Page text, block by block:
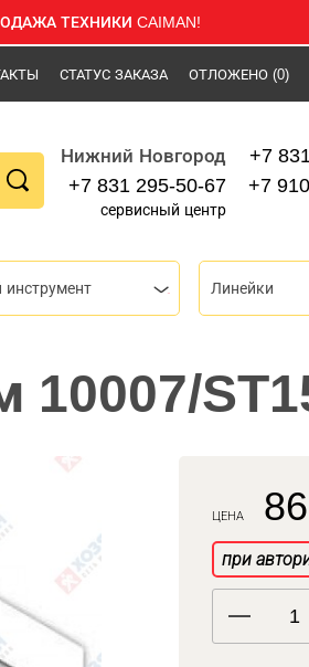
ТЕХНИКИ CAIMAN!
СТАТУС ЗАКАЗА ОТЛОЖЕНО (0)
Нижний Новгород
+7 831 295-50-67
сервисный центр
+7
+7
Линейки
10007/
ЦЕНА
при